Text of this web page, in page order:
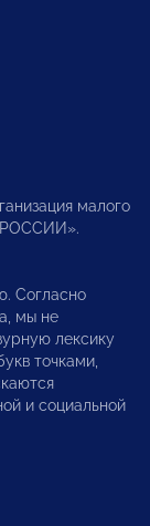
малого
РОССИИ».
Согласно
мы не
лексику
точками,
и социальной